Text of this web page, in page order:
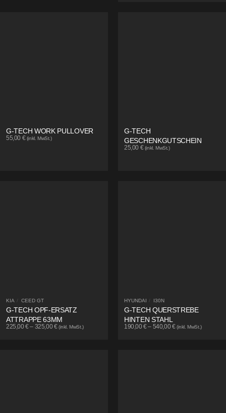
G-TECH WORK PULLOVER
55,00 € (inkl. MwSt.)
G-TECH
GESCHENKGUTSCHEIN
25,00 € (inkl. MwSt.)
KIA / CEED GT
G-TECH OPF-ERSATZ
ATTRAPPE 63MM
225,00€– 325,00€ (inkl. MwSt.)
HYUNDAI / I30N
G-TECH QUERSTREBE
HINTEN STAHL
190,00€– 540,00€ (inkl. MwSt.)